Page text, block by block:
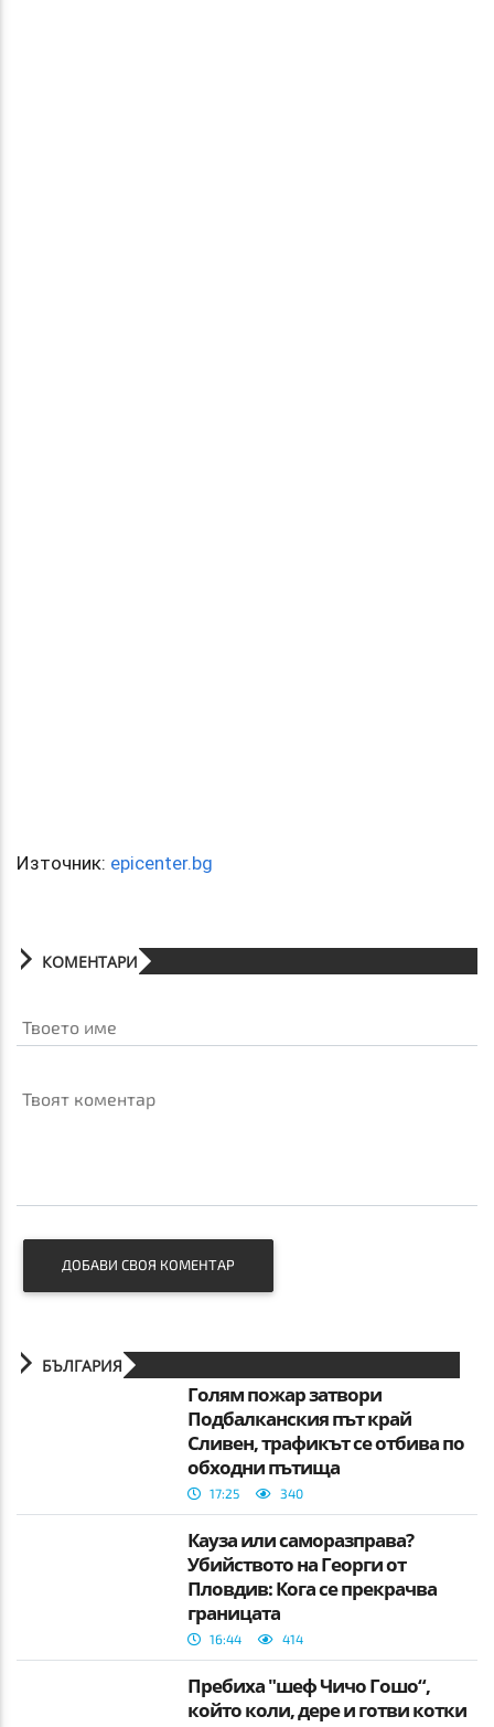
Източник: epicenter.bg
КОМЕНТАРИ
Твоето име
Твоят коментар
ДОБАВИ СВОЯ КОМЕНТАР
БЪЛГАРИЯ
Голям пожар затвори
Подбалканския път край
Сливен, трафикът се отбива по
обходни пътища
17:25 340
Кауза или саморазправа?
Убийството на Георги от
Пловдив: Кога се прекрачва
границата
16:44 414
Пребиха "шеф Чичо Гошо“,
който коли, дере и готви котки